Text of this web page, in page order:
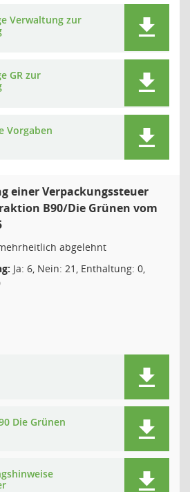
Verwaltung zur
GR zur
Vorgaben
einer Verpackungssteuer
B90/Die Grünen vom
abgelehnt
Ja: 6, Nein: 21, Enthaltung: 0,
Die Grünen